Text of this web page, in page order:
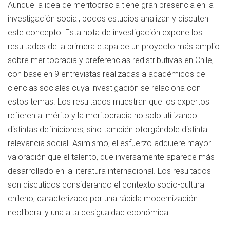
Aunque la idea de meritocracia tiene gran presencia en la
investigación social, pocos estudios analizan y discuten
este concepto. Esta nota de investigación expone los
resultados de la primera etapa de un proyecto más amplio
sobre meritocracia y preferencias redistributivas en Chile,
con base en 9 entrevistas realizadas a académicos de
ciencias sociales cuya investigación se relaciona con
estos temas. Los resultados muestran que los expertos
refieren al mérito y la meritocracia no solo utilizando
distintas definiciones, sino también otorgándole distinta
relevancia social. Asimismo, el esfuerzo adquiere mayor
valoración que el talento, que inversamente aparece más
desarrollado en la literatura internacional. Los resultados
son discutidos considerando el contexto socio-cultural
chileno, caracterizado por una rápida modernización
neoliberal y una alta desigualdad económica.